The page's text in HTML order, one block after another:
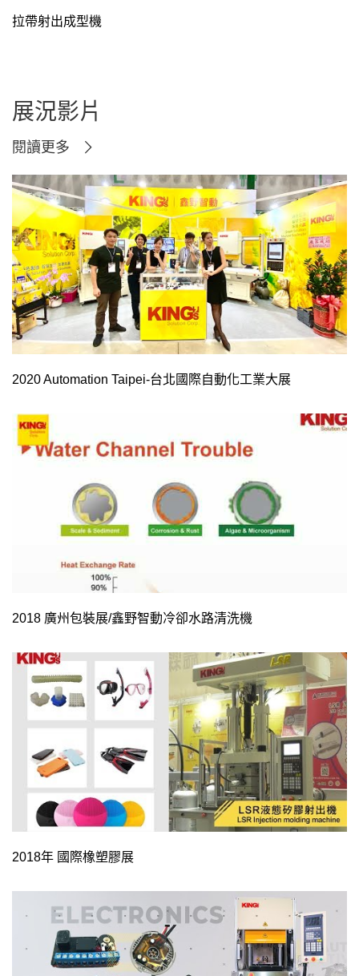
拉帶射出成型機
展況影片
閱讀更多
2020 Automation Taipei-台北國際自動化工業大展
2018 廣州包裝展/鑫野智動冷卻水路清洗機
2018年 國際橡塑膠展